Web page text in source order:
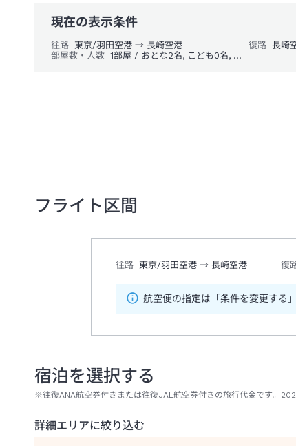
現在の表示条件
往路 東京/羽田空港 → 長崎空港 復路 長崎
部屋数・人数
1部屋 / おとな2名, こども0名, 幼児0名
フライト区間
往路 東京/羽田空港→ 長崎空港 復
航空便の指定は「条件を変更する
宿泊を選択する
※往復ANA航空券付きまたは往復JAL航空券付きの旅行代金です。
詳細エリアに絞り込む